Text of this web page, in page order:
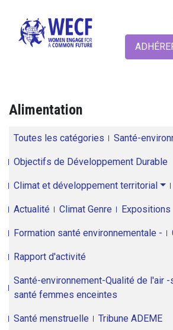
Alimentation
Toutes les catégories Santé-
Objectifs de Développement Durable
Climat et développement territorial
Actualité Climat Genre Expositions
Formation santé environnementale -
Rapport d'activité
Santé-environnement-Qualité de l'air
santé femmes enceintes
Santé menstruelle Tribune ADEME